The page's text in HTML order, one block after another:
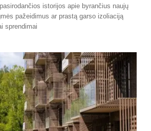
istorijos apie byrančius naujų
pažeidimus ar prastą garso izoliaciją
sprendimai